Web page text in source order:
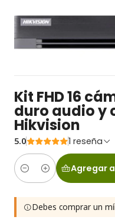
Kit FHD 16
duro audio y
Hikvision
5.0 1 reseña
Cantidad
Agregar
Debes comprar un